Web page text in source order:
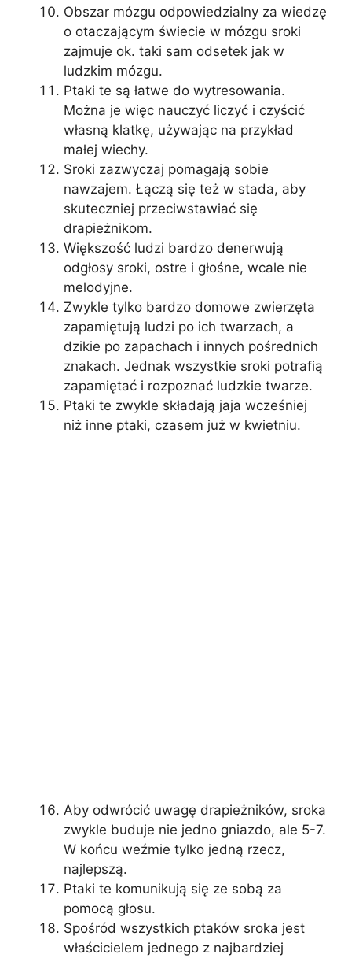
Obszar mózgu odpowiedzialny za wiedzę
o otaczającym świecie w mózgu sroki
zajmuje ok. taki sam odsetek jak w
ludzkim mózgu.
Ptaki te są łatwe do wytresowania.
Można je więc nauczyć liczyć i czyścić
własną klatkę, używając na przykład
małej wiechy.
Sroki zazwyczaj pomagają sobie
nawzajem. Łączą się też w stada, aby
skuteczniej przeciwstawiać się
drapieżnikom.
Większość ludzi bardzo denerwują
odgłosy sroki, ostre i głośne, wcale nie
melodyjne.
Zwykle tylko bardzo domowe zwierzęta
zapamiętują ludzi po ich twarzach, a
dzikie po zapachach i innych pośrednich
znakach. Jednak wszystkie sroki potrafią
zapamiętać i rozpoznać ludzkie twarze.
Ptaki te zwykle składają jaja wcześniej
niż inne ptaki, czasem już w kwietniu.
Aby odwrócić uwagę drapieżników, sroka
zwykle buduje nie jedno gniazdo, ale 5-7.
W końcu weźmie tylko jedną rzecz,
najlepszą.
Ptaki te komunikują się ze sobą za
pomocą głosu.
Spośród wszystkich ptaków sroka jest
właścicielem jednego z najbardziej